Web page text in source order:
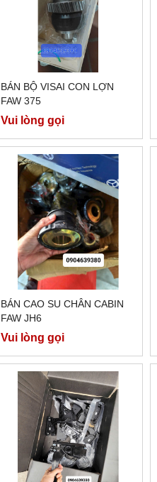
BÁN BỘ VISAI CON LỢN
FAW 375
Vui lòng gọi
BÁN CAO SU CHÂN CABIN
FAW JH6
Vui lòng gọi